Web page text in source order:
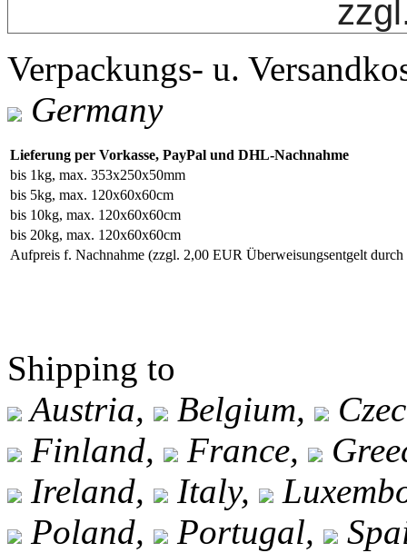
Verpackungs- u.
Germany
Lieferung per Vorkasse, PayPal und DHL-Nachnahme
bis 1kg, max. 353x250x50mm
bis 5kg, max. 120x60x60cm
bis 10kg, max. 120x60x60cm
bis 20kg, max. 120x60x60cm
Aufpreis f. Nachnahme (zzgl. 2,00 EUR Überweisungsentgelt
Shipping to
Austria,
Belgium,
Finland,
France,
Ireland,
Italy,
Poland,
Portugal,